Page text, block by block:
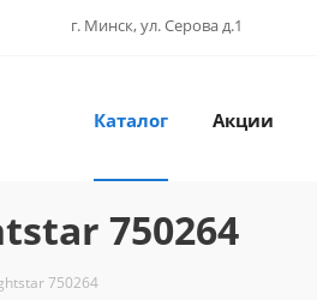
г. Минск, ул. Серова д.1
Каталог Акции
750264
750264